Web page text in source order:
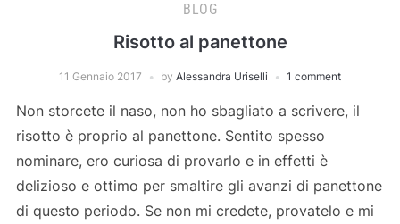
BLOG
Risotto al panettone
11 Gennaio 2017 by Alessandra Uriselli 1 comment
Non storcete il naso, non ho sbagliato a scrivere, il
risotto è proprio al panettone. Sentito spesso
nominare, ero curiosa di provarlo e in effetti è
delizioso e ottimo per smaltire gli avanzi di panettone
di questo periodo. Se non mi credete, provatelo e mi